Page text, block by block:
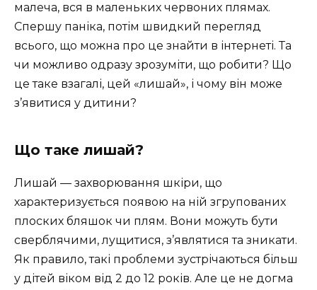
малеча, вся в маленьких червоних плямах.
Спершу паніка, потім швидкий перегляд
всього, що можна про це знайти в інтернеті. Та
чи можливо одразу зрозуміти, що робити? Що
це таке взагалі, цей «лишай», і чому він може
з’явитися у дитини?
Що таке лишай?
Лишай — захворювання шкіри, що
характеризується появою на ній згрупованих
плоских бляшок чи плям. Вони можуть бути
сверблячими, лущитися, з’являтися та зникати.
Як правило, такі проблеми зустрічаються більш
у дітей віком від 2 до 12 років. Але це не догма